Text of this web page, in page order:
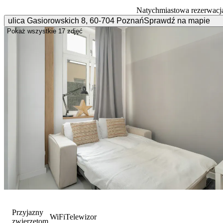
Natychmiastowa
ulica Gasiorowskich 8, 60-704 PoznańSprawdź na mapie
Pokaż wszystkie 17 zdjęć
Przyjazny
zwierzętom
WiFiTelewizor